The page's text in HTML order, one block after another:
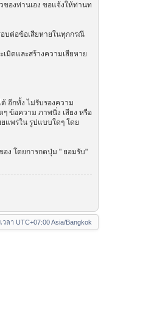
องท่านเอง ขอแจ้งให้ท่านท
บต่อข้อเสียหายในทุกกรณี
มิดและสร้างความเสียหาย
อีกทั้ง ไม่รับรองความ
ข้อความ ภาพนิ่ง เสียง หรือ
แพร่ใน รูปแบบใดๆ โดย
ง โดยการกดปุ่ม " ยอมรับ"
วลา UTC+07:00 Asia/Bangkok